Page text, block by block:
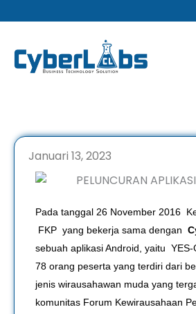
ke
Januari 13, 2023
Pada tanggal 26 November 2016
FKP yang bekerja sama dengan
sebuah aplikasi Android, yaitu
78 orang peserta yang terdiri dari
jenis wirausahawan muda yang
komunitas Forum Kewirausahaan